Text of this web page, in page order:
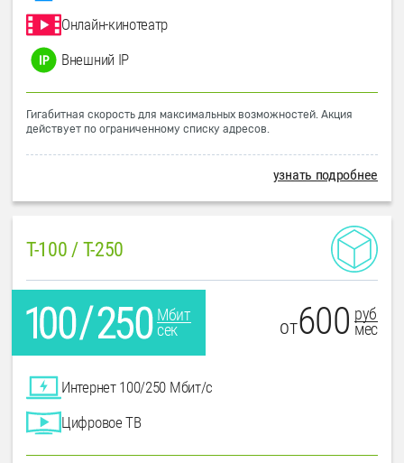
Онлайн-кинотеатр
Внешний IP
Гигабитная скорость для максимальных возможностей. Акция
действует по ограниченному списку адресов.
узнать подробнее
T-100 / T-250
Мбит
сек
от600 руб
мес
Интернет 100/250 Мбит/с
Цифровое ТВ